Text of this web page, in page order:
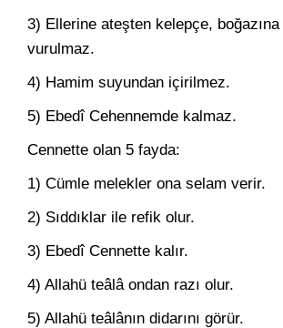
3) Ellerine ateşten kelepçe,
vurulmaz.
4) Hamim suyundan içirilmez.
5) Ebedî Cehennemde kalmaz.
Cennette olan 5 fayda:
1) Cümle melekler ona selam verir.
2) Sıddıklar ile refik olur.
3) Ebedî Cennette kalır.
4) Allahü teâlâ ondan razı olur.
5) Allahü teâlânın didarını görür.